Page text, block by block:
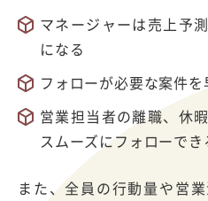
マネージャーは売上予
になる
フォローが必要な案件
営業担当者の離職、休
スムーズにフォローでき
また、全員の行動量や営